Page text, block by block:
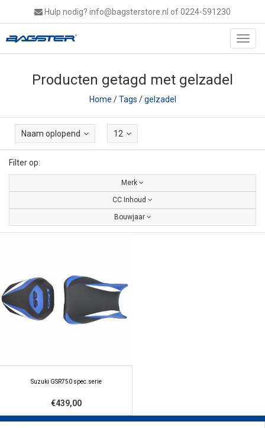
Hulp nodig? info@bagsterstore.nl of 0224-591230
Producten getagd met gelzadel
Home /Tags /gelzadel
Naam oplopend 12
Filter op:
Merk
CC Inhoud
Bouwjaar
Suzuki GSR750 spec.serie
€439,00